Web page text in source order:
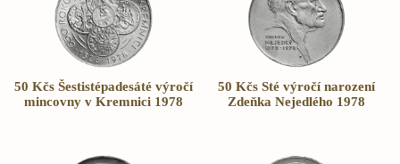
50 Kčs Šestistépadesáté výročí
mincovny v Kremnici 1978
50 Kčs Sté výročí narození
Zdeňka Nejedlého 1978